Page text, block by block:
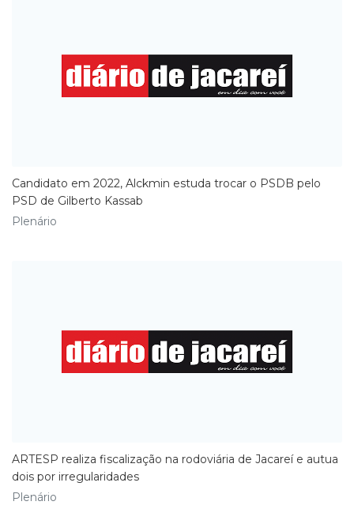
Candidato em 2022, Alckmin estuda trocar o PSDB pelo
PSD de Gilberto Kassab
Plenário
ARTESP realiza fiscalização na rodoviária de Jacareí e autua
dois por irregularidades
Plenário